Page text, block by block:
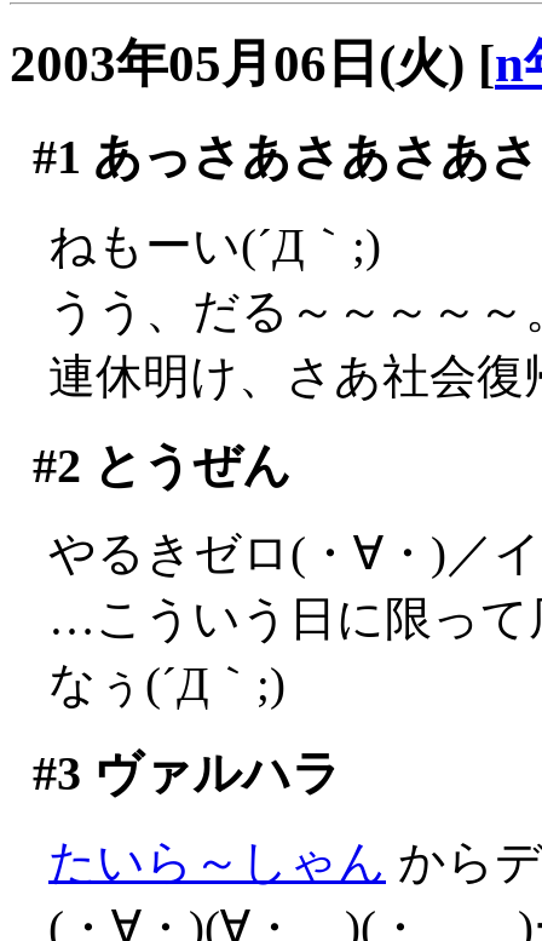
2003年05月06日(火) [n
#1 あっさあさあさあ
ねもーい(´Д｀;)
うう、だる～～～～～
連休明け、さあ社会
#2 とうぜん
やるきゼロ(・∀・)／
…こういう日に限って
なぅ(´Д｀;)
#3 ヴァルハラ
たいら～しゃん から
(・∀・)(∀・ )(・ )